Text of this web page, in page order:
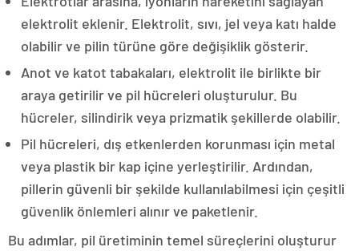
elektrolit eklenir. Elektrolit, sıvı, jel veya katı halde
olabilir ve pilin türüne göre değişiklik gösterir.
Anot ve katot tabakaları, elektrolit ile birlikte bir
araya getirilir ve pil hücreleri oluşturulur. Bu
hücreler, silindirik veya prizmatik şekillerde olabilir.
Pil hücreleri, dış etkenlerden korunması için metal
veya plastik bir kap içine yerleştirilir. Ardından,
pillerin güvenli bir şekilde kullanılabilmesi için çeşitli
güvenlik önlemleri alınır ve paketlenir.
Bu adımlar, pil üretiminin temel süreçlerini oluşturur